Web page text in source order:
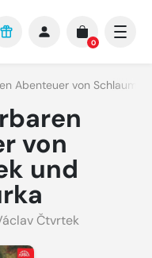
0
Abenteuer von
von
und
Čtvrtek